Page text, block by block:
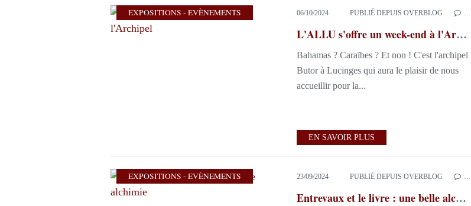
EXPOSITIONS - EVÈNEMENTS 06/10/2024 PUBLIÉ DEPUIS OVERBLOG …
L'ALLU s'offre un week-end à l'Archipel
Bahamas ? Caraïbes ? Et non ! C'est l'archipel
Butor à Lucinges qui aura le plaisir de nous
accueillir pour la...
EN SAVOIR PLUS
EXPOSITIONS - EVÈNEMENTS 23/09/2024 PUBLIÉ DEPUIS OVERBLOG …
Entrevaux et le livre : une belle alchimie